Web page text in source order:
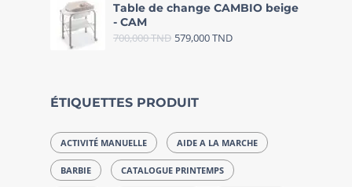
Table de change CAMBIO beige
- CAM
700,000TND 579,000TND
ÉTIQUETTES PRODUIT
ACTIVITÉ MANUELLE AIDE A LA MARCHE
BARBIE CATALOGUE PRINTEMPS